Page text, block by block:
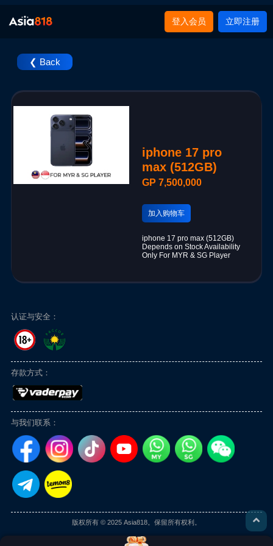
登入会员 立即注册
❮ Back
iphone 17 pro
max (512GB)
GP 7,500,000
加入购物车
iphone 17 pro max (512GB)
Depends on Stock Availability
Only For MYR & SG Player
认证与安全：
存款方式：
与我们联系：
版权所有 © 2025 Asia818。保留所有权利。